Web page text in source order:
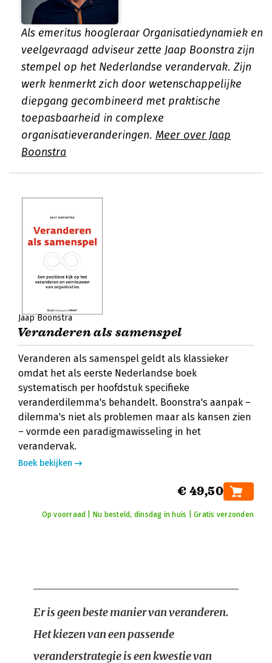
Als emeritus hoogleraar Organisatiedynamiek en
veelgevraagd adviseur zette Jaap Boonstra zijn
stempel op het Nederlandse verandervak. Zijn
werk kenmerkt zich door wetenschappelijke
diepgang gecombineerd met praktische
toepasbaarheid in complexe
organisatieveranderingen. Meer over Jaap
Boonstra
Jaap Boonstra
Veranderen als samenspel
Veranderen als samenspel geldt als klassieker
omdat het als eerste Nederlandse boek
systematisch per hoofdstuk specifieke
veranderdilemma's behandelt. Boonstra's aanpak –
dilemma's niet als problemen maar als kansen zien
– vormde een paradigmawisseling in het
verandervak.
Boek bekijken
€ 49,50
Op voorraad | Nu besteld, dinsdag in huis | Gratis verzonden
Er is geen beste manier van veranderen.
Het kiezen van een passende
veranderstrategie is een kwestie van